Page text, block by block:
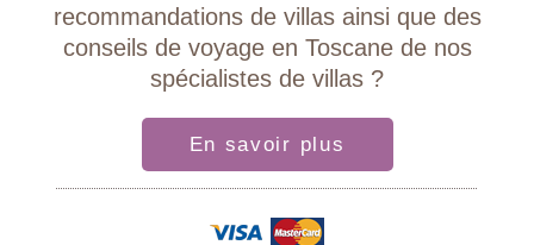
recommandations de villas ainsi que des
conseils de voyage en Toscane de nos
spécialistes de villas ?
En savoir plus